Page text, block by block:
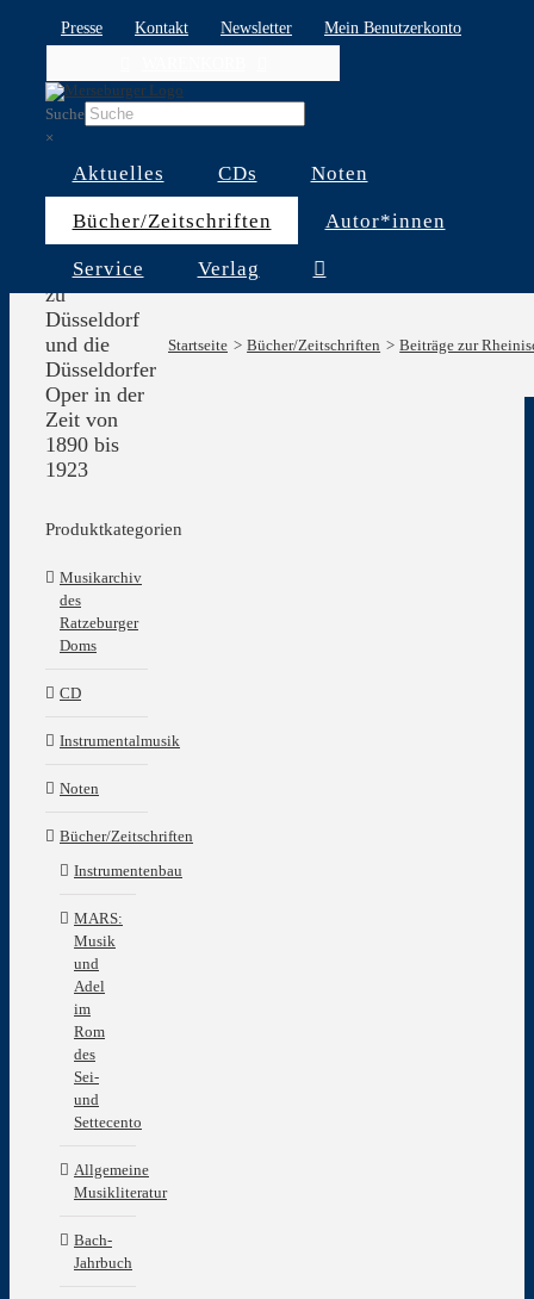
Presse Kontakt Newsletter
Mein Benutzerkonto
Suche
×
Aktuelles CDs Noten
Bücher/Zeitschriften Autor*innen
Service Verlag
Der
Städtische
Musikverein
zu
Düsseldorf
und die
Düsseldorfer
Oper in der
Zeit von
1890 bis
1923
Startseite Bücher/Zeitschriften Beiträge zur
Produktkategorien
Musikarchiv
des
Ratzeburger
Doms
CD
Instrumentalmusik
Noten
Bücher/Zeitschriften
Instrumentenbau
MARS:
Musik
und
Adel
im
Rom
des
Sei-
und
Settecento
Allgemeine
Musikliteratur
Bach-
Jahrbuch